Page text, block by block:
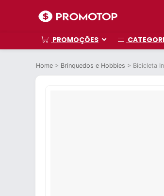
PROMOÇÕES
Home > Brinquedos e Hobbies > Bicicleta